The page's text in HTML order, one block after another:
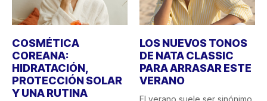
COSMÉTICA
COREANA:
HIDRATACIÓN,
PROTECCIÓN SOLAR
Y UNA RUTINA
LOS NUEVOS TONOS
DE NATA CLASSIC
PARA ARRASAR ESTE
VERANO
El verano suele ser sinónimo